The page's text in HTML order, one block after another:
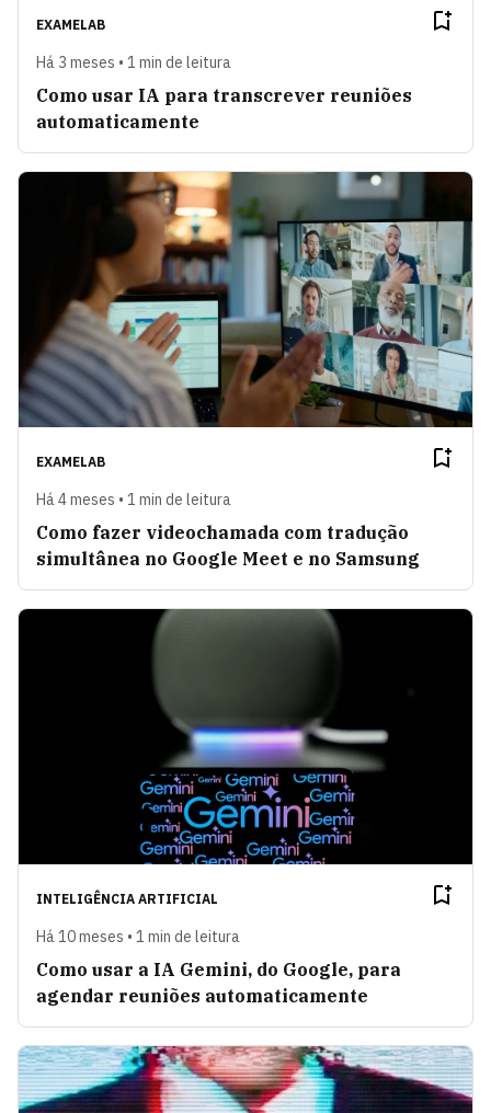
EXAMELAB
Há 3 meses • 1 min de leitura
Como usar IA para transcrever reuniões
automaticamente
EXAMELAB
Há 4 meses • 1 min de leitura
Como fazer videochamada com tradução
simultânea no Google Meet e no Samsung
INTELIGÊNCIA ARTIFICIAL
Há 10 meses • 1 min de leitura
Como usar a IA Gemini, do Google, para
agendar reuniões automaticamente